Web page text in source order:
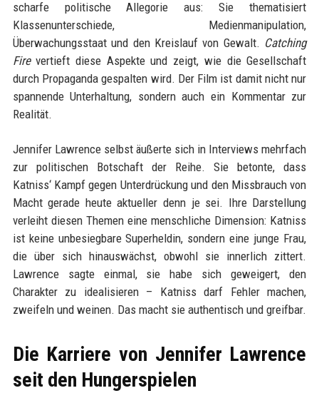
scharfe politische Allegorie aus: Sie thematisiert
Klassenunterschiede, Medienmanipulation,
Überwachungsstaat und den Kreislauf von Gewalt. Catching
Firevertieft diese Aspekte und zeigt, wie die Gesellschaft
durch Propaganda gespalten wird. Der Film ist damit nicht nur
spannende Unterhaltung, sondern auch ein Kommentar zur
Realität.
Jennifer Lawrence selbst äußerte sich in Interviews mehrfach
zur politischen Botschaft der Reihe. Sie betonte, dass
Katniss‘ Kampf gegen Unterdrückung und den Missbrauch von
Macht gerade heute aktueller denn je sei. Ihre Darstellung
verleiht diesen Themen eine menschliche Dimension: Katniss
ist keine unbesiegbare Superheldin, sondern eine junge Frau,
die über sich hinauswächst, obwohl sie innerlich zittert.
Lawrence sagte einmal, sie habe sich geweigert, den
Charakter zu idealisieren – Katniss darf Fehler machen,
zweifeln und weinen. Das macht sie authentisch und greifbar.
Die Karriere von Jennifer Lawrence
seit den Hungerspielen